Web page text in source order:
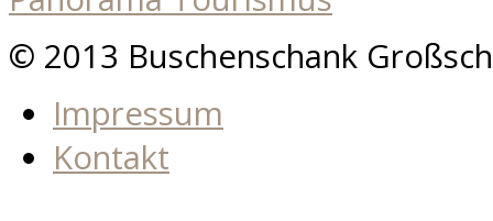
© 2013 Buschenschank
Impressum
Kontakt